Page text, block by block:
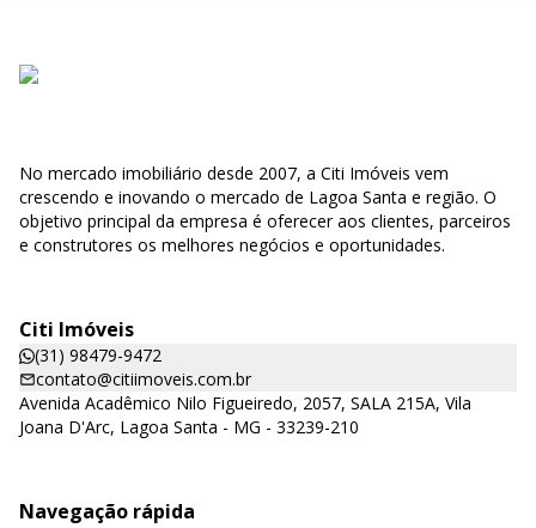
No mercado imobiliário desde 2007, a Citi Imóveis vem
crescendo e inovando o mercado de Lagoa Santa e região. O
objetivo principal da empresa é oferecer aos clientes, parceiros
e construtores os melhores negócios e oportunidades.
Citi Imóveis
(31) 98479-9472
contato@citiimoveis.com.br
Avenida Acadêmico Nilo Figueiredo, 2057, SALA 215A, Vila
Joana D'Arc, Lagoa Santa - MG - 33239-210
Navegação rápida